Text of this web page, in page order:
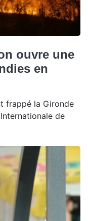
ouvre une
en
frappé la Gironde
de